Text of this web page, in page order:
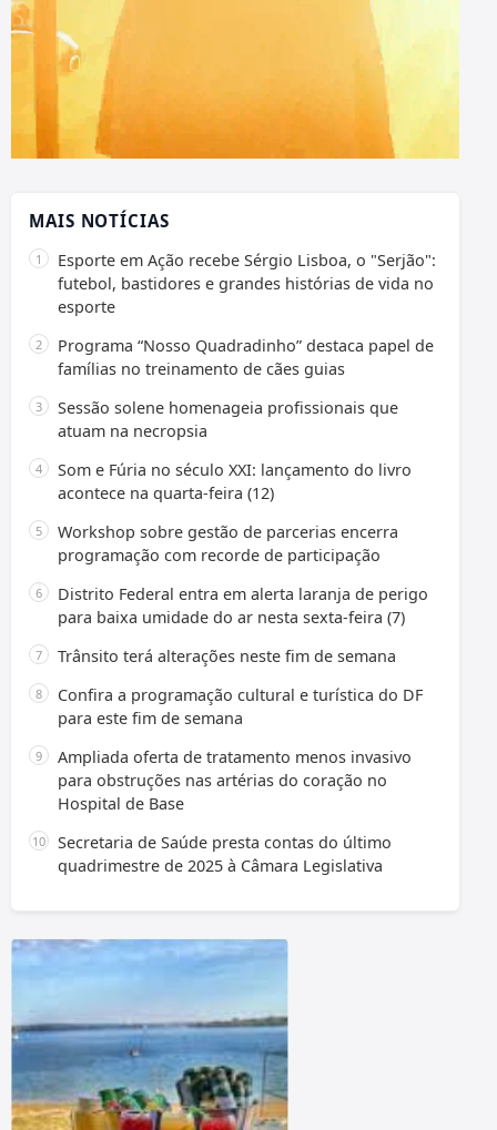
MAIS NOTÍCIAS
Esporte em Ação recebe Sérgio Lisboa, o "Serjão":
futebol, bastidores e grandes histórias de vida no
esporte
Programa “Nosso Quadradinho” destaca papel de
famílias no treinamento de cães guias
Sessão solene homenageia profissionais que
atuam na necropsia
Som e Fúria no século XXI: lançamento do livro
acontece na quarta-feira (12)
Workshop sobre gestão de parcerias encerra
programação com recorde de participação
Distrito Federal entra em alerta laranja de perigo
para baixa umidade do ar nesta sexta-feira (7)
Trânsito terá alterações neste fim de semana
Confira a programação cultural e turística do DF
para este fim de semana
Ampliada oferta de tratamento menos invasivo
para obstruções nas artérias do coração no
Hospital de Base
Secretaria de Saúde presta contas do último
quadrimestre de 2025 à Câmara Legislativa